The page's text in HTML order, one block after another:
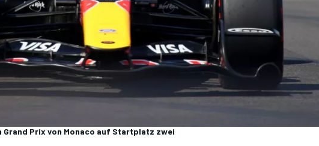
Grand Prix von Monaco auf Startplatz zwei